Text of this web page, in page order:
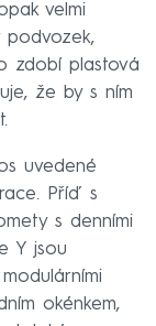
velmi
podvozek,
zdobí plastová
že by s ním
uvedené
Příď s
s denními
Y jsou
okénkem,